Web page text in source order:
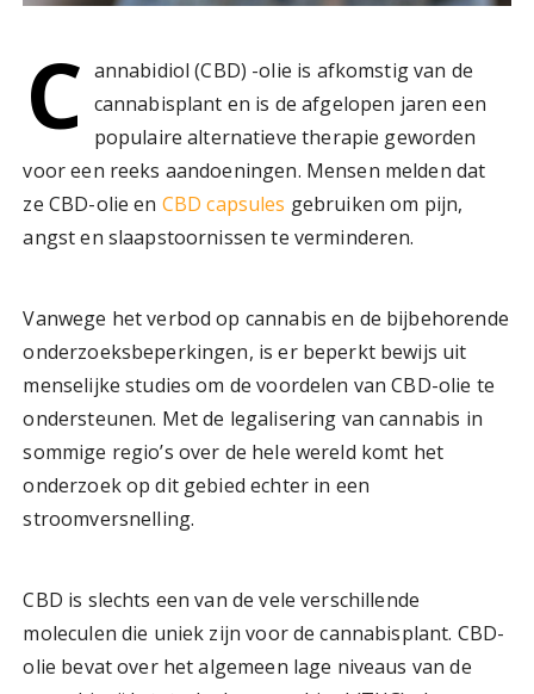
C annabidiol (CBD) -olie is afkomstig van de
cannabisplant en is de afgelopen jaren een
populaire alternatieve therapie geworden
voor een reeks aandoeningen. Mensen melden dat
ze CBD-olie en CBD capsules gebruiken om pijn,
angst en slaapstoornissen te verminderen.
Vanwege het verbod op cannabis en de bijbehorende
onderzoeksbeperkingen, is er beperkt bewijs uit
menselijke studies om de voordelen van CBD-olie te
ondersteunen. Met de legalisering van cannabis in
sommige regio’s over de hele wereld komt het
onderzoek op dit gebied echter in een
stroomversnelling.
CBD is slechts een van de vele verschillende
moleculen die uniek zijn voor de cannabisplant. CBD-
olie bevat over het algemeen lage niveaus van de